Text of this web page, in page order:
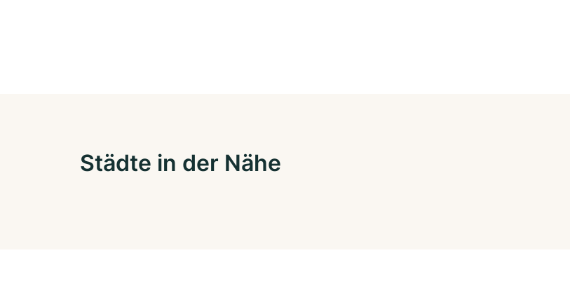
Städte in der Nähe